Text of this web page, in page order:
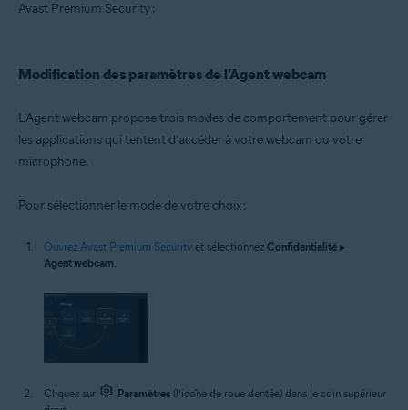
Avast Premium Security :
Modification des paramètres de l’Agent webcam
L’Agent webcam propose trois modes de comportement pour gérer
les applications qui tentent d’accéder à votre webcam ou votre
microphone.
Pour sélectionner le mode de votre choix :
Ouvrez Avast Premium Security et sélectionnez Confidentialité ▸
Agent webcam.
Cliquez sur Paramètres (l’icône de roue dentée) dans le coin supérieur